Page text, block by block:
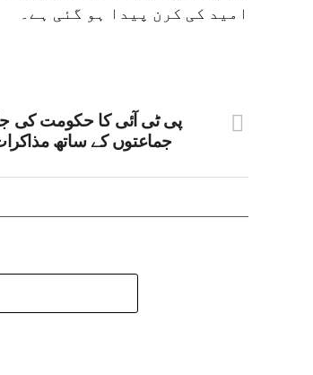
امید کی کرن پیدا ہو گئی ہے۔
پی ٹی آئی کا حکومت کی
جماعتوں کے ساتھ